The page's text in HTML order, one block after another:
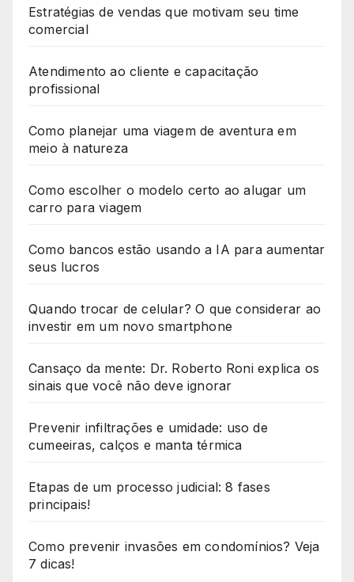
Estratégias de vendas que motivam seu time
comercial
Atendimento ao cliente e capacitação
profissional
Como planejar uma viagem de aventura em
meio à natureza
Como escolher o modelo certo ao alugar um
carro para viagem
Como bancos estão usando a IA para aumentar
seus lucros
Quando trocar de celular? O que considerar ao
investir em um novo smartphone
Cansaço da mente: Dr. Roberto Roni explica os
sinais que você não deve ignorar
Prevenir infiltrações e umidade: uso de
cumeeiras, calços e manta térmica
Etapas de um processo judicial: 8 fases
principais!
Como prevenir invasões em condomínios? Veja
7 dicas!